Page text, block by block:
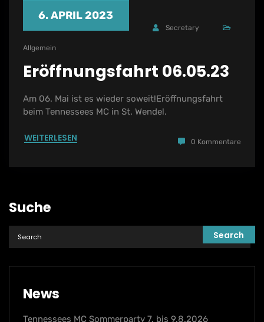
6. APRIL 2023
Secretary
Allgemein
Eröffnungsfahrt 06.05.23
Am 06. Mai ist es wieder soweit!Eröffnungsfahrt
beim Tennessees MC in St. Wendel.
WEITERLESEN 0 Kommentare
Suche
News
Tennessees MC Sommerparty 7. bis 9.8.2026